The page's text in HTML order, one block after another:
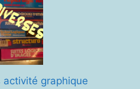
activité graphique